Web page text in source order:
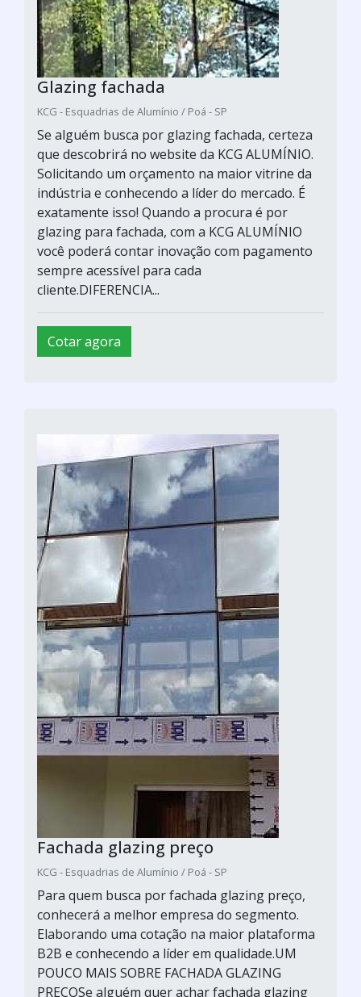
Glazing fachada
KCG - Esquadrias de Alumínio / Poá - SP
Se alguém busca por glazing fachada, certeza
que descobrirá no website da KCG ALUMÍNIO.
Solicitando um orçamento na maior vitrine da
indústria e conhecendo a líder do mercado. É
exatamente isso! Quando a procura é por
glazing para fachada, com a KCG ALUMÍNIO
você poderá contar inovação com pagamento
sempre acessível para cada
cliente.DIFERENCIA...
Cotar agora
Fachada glazing preço
KCG - Esquadrias de Alumínio / Poá - SP
Para quem busca por fachada glazing preço,
conhecerá a melhor empresa do segmento.
Elaborando uma cotação na maior plataforma
B2B e conhecendo a líder em qualidade.UM
POUCO MAIS SOBRE FACHADA GLAZING
PREÇOSe alguém quer achar fachada glazing